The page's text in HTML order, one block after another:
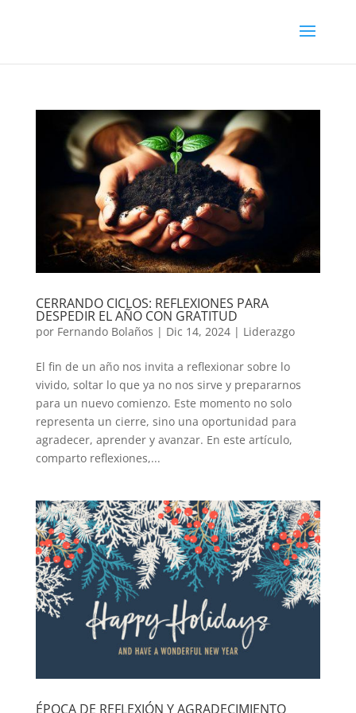
CERRANDO CICLOS: REFLEXIONES PARA
DESPEDIR EL AÑO CON GRATITUD
por Fernando Bolaños | Dic 14, 2024| Liderazgo
El fin de un año nos invita a reflexionar sobre lo
vivido, soltar lo que ya no nos sirve y prepararnos
para un nuevo comienzo. Este momento no solo
representa un cierre, sino una oportunidad para
agradecer, aprender y avanzar. En este artículo,
comparto reflexiones,...
ÉPOCA DE REFLEXIÓN Y AGRADECIMIENTO